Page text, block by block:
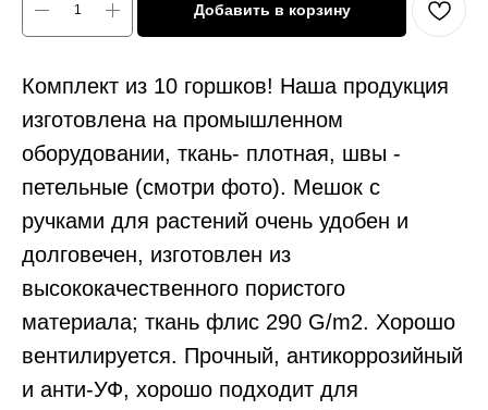
Добавить в корзину
Комплект из 10 горшков! Наша продукция
изготовлена на промышленном
оборудовании, ткань- плотная, швы -
петельные (смотри фото). Мешок с
ручками для растений очень удобен и
долговечен, изготовлен из
высококачественного пористого
материала; ткань флис 290 G/m2. Хорошо
вентилируется. Прочный, антикоррозийный
и анти-УФ, хорошо подходит для